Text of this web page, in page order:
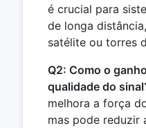
é crucial para
de longa
satélite ou torres
Q2: Como o
qualidade do
melhora a força
mas pode reduzir